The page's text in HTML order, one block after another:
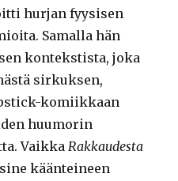
hurjan fyysisen
Samalla hän
kontekstista, joka
sirkuksen,
komiikkaan
huumorin
Vaikka Rakkaudesta
käänteineen